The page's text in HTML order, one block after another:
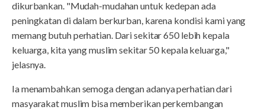
dikurbankan. "Mudah-mudahan untuk kedepan ada
peningkatan di dalam berkurban, karena kondisi kami yang
memang butuh perhatian. Dari sekitar 650 lebih kepala
keluarga, kita yang muslim sekitar 50 kepala keluarga,"
jelasnya.
Ia menambahkan semoga dengan adanya perhatian dari
masyarakat muslim bisa memberikan perkembangan